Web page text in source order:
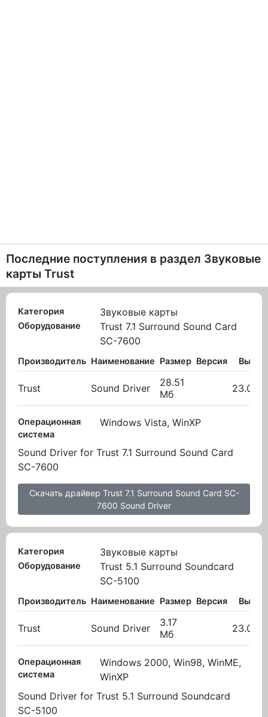
Последние поступления в раздел Звуковые
карты Trust
Категория Звуковые карты
Оборудование
Trust 7.1 Surround Sound Card
SC-7600
Производитель Наименование Размер Версия
Trust Sound Driver
28.51
Мб
Операционная
система
Windows Vista, WinXP
Sound Driver for Trust 7.1 Surround Sound Card
SC-7600
Скачать драйвер Trust 7.1 Surround Sound Card SC-
7600 Sound Driver
Категория Звуковые карты
Оборудование
Trust 5.1 Surround Soundcard
SC-5100
Производитель Наименование Размер Версия
Trust Sound Driver
3.17
Мб
Операционная
система
Windows 2000, Win98, WinME,
WinXP
Sound Driver for Trust 5.1 Surround Soundcard
SC-5100